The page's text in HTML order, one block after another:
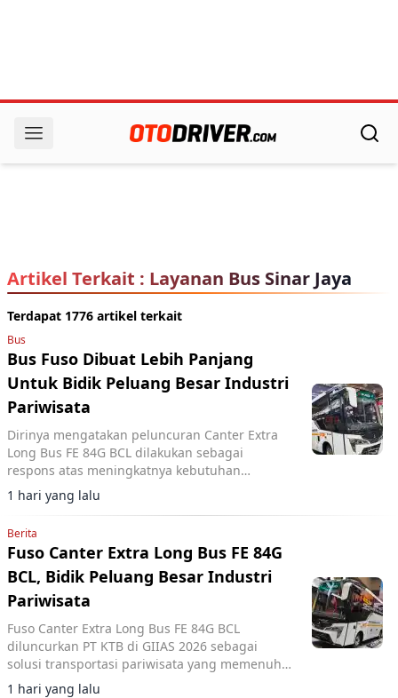
Artikel Terkait : Layanan Bus Sinar Jaya
Terdapat 1776 artikel terkait
Bus
Bus Fuso Dibuat Lebih Panjang
Untuk Bidik Peluang Besar Industri
Pariwisata
Dirinya mengatakan peluncuran Canter Extra
Long Bus FE 84G BCL dilakukan sebagai
respons atas meningkatnya kebutuhan
transportasi wisata sekaligus mengikuti
regulasi pemerintah yang terus berkembang.
1 hari yang lalu
Berita
Fuso Canter Extra Long Bus FE 84G
BCL, Bidik Peluang Besar Industri
Pariwisata
Fuso Canter Extra Long Bus FE 84G BCL
diluncurkan PT KTB di GIIAS 2026 sebagai
solusi transportasi pariwisata yang memenuhi
standar Euro 4 dan regulasi pemerintah.
1 hari yang lalu